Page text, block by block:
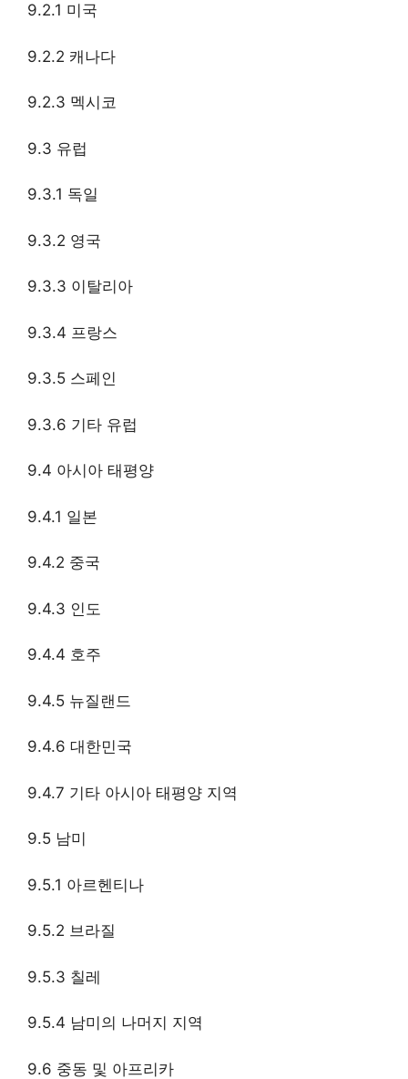
9.2.1 미국
9.2.2 캐나다
9.2.3 멕시코
9.3 유럽
9.3.1 독일
9.3.2 영국
9.3.3 이탈리아
9.3.4 프랑스
9.3.5 스페인
9.3.6 기타 유럽
9.4 아시아 태평양
9.4.1 일본
9.4.2 중국
9.4.3 인도
9.4.4 호주
9.4.5 뉴질랜드
9.4.6 대한민국
9.4.7 기타 아시아 태평양 지역
9.5 남미
9.5.1 아르헨티나
9.5.2 브라질
9.5.3 칠레
9.5.4 남미의 나머지 지역
9.6 중동 및 아프리카